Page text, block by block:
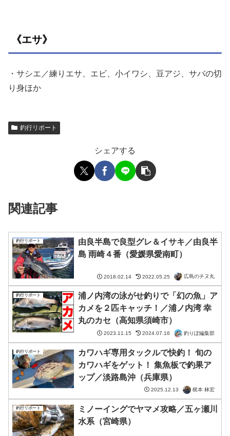
《エサ》
・サシエ／練りエサ、エビ、小イワシ、豆アジ、サバの切
り身ほか
釣行リポート
シェアする
関連記事
釣行リポート
由良半島で良型グレ＆イサキ／由良半
島 雨崎４番（愛媛県愛南町）
2018.02.14 2022.05.25 広島のチヌ丸
釣行リポート
浦ノ内湾の泳がせ釣りで「幻の魚」ア
カメを２匹キャッチ！／浦ノ内湾 幸
丸のカセ（高知県須崎市）
2023.11.15 2024.07.16 釣りぽ編集部
釣行リポート
カワハギ専用タックルで快釣！ 旬の
カワハギをゲット！ 集魚板で釣果ア
ップ／淡路島沖（兵庫県）
2025.12.13 梶本 林宏
釣行リポート
ミノーイングでヤマメ攻略／五ヶ瀬川
水系（宮崎県）